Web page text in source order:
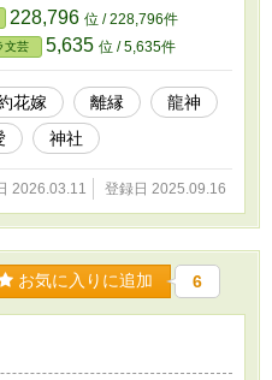
雨だと言われていて、雨は三日
ちに止む。 雨がやめば、離縁
龍神の花嫁を産むために美雲
ればいけない。 だが、葵には龍
雲神社に留まりたい理由があ
ら兄のように慕ってきた御蔭と
るからだ。 白銀の髪に隻眼の
の人間からは《見えない存在》
いる。 御蔭とともにいることを
が、彼のほうは葵に無頓着のよ
十六の誕生日を迎えた日。不思
める。習わし通りであれば三日
む雨が、なぜか十日以上も降
228,796 位 / 228,796件
文芸 5,635 位 / 5,635件
花嫁 離縁
龍神
神社
2026.03.11 登録日 2025.09.16
お気に入りに追加 6